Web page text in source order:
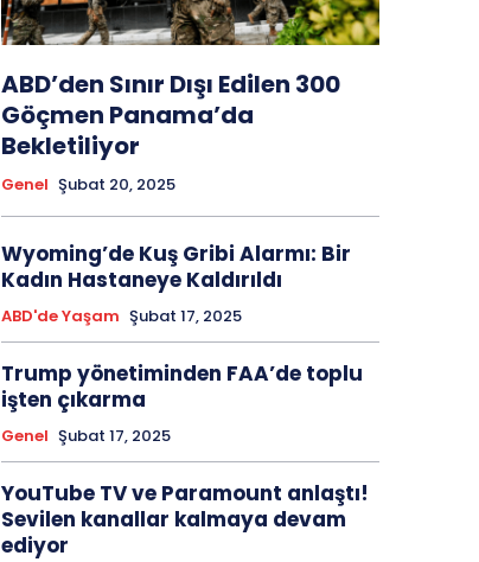
ABD’den Sınır Dışı Edilen 300
Göçmen Panama’da
Bekletiliyor
Genel Şubat 20, 2025
Wyoming’de Kuş Gribi Alarmı: Bir
Kadın Hastaneye Kaldırıldı
ABD'de Yaşam Şubat 17, 2025
Trump yönetiminden FAA’de toplu
işten çıkarma
Genel Şubat 17, 2025
YouTube TV ve Paramount anlaştı!
Sevilen kanallar kalmaya devam
ediyor